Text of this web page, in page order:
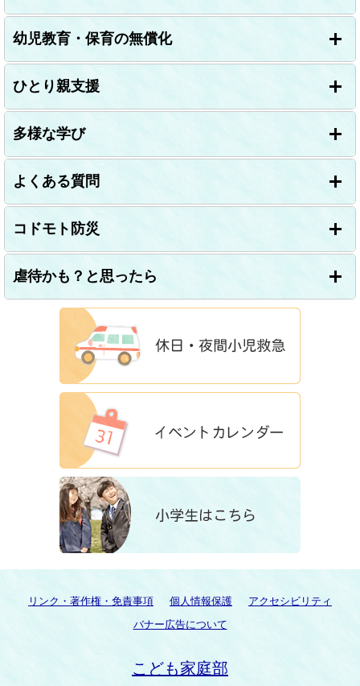
幼児教育・保育の無償化
ひとり親支援
多様な学び
よくある質問
コドモト防災
虐待かも？と思ったら
リンク・著作権・免責事項 個人情報保護
アクセシビリティ
バナー広告について
こども家庭部